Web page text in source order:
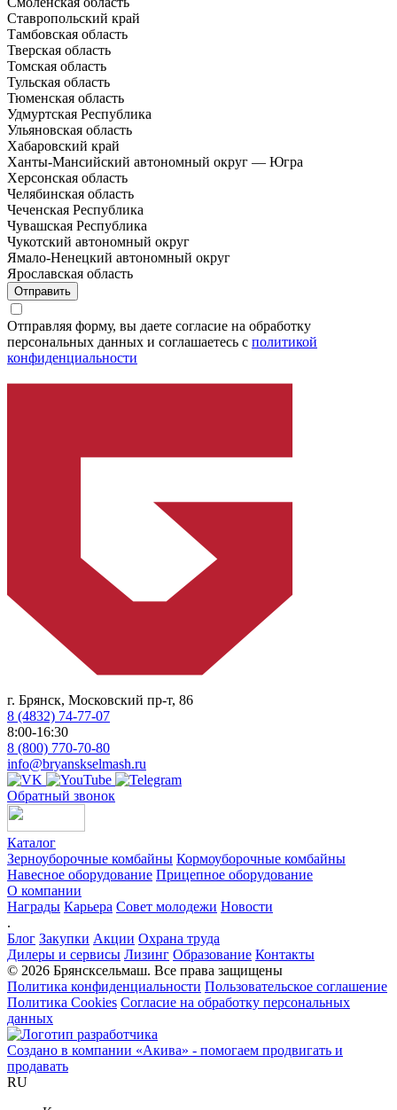
Ставропольский край
Тамбовская область
Тверская область
Томская область
Тульская область
Тюменская область
Удмуртская Республика
Ульяновская область
Хабаровский край
Ханты-Мансийский автономный округ — Югра
Херсонская область
Челябинская область
Чеченская Республика
Чувашская Республика
Чукотский автономный округ
Ямало-Ненецкий автономный округ
Ярославская область
Отправить
Отправляя форму, вы даете согласие на обработку
персональных данных и соглашаетесь с политикой
конфиденциальности
г. Брянск, Московский пр-т, 86
8 (4832) 74-77-07
8:00-16:30
8 (800) 770-70-80
info@bryanskselmash.ru
Обратный звонок
Каталог
Зерноуборочные комбайны Кормоуборочные комбайны
Навесное оборудование Прицепное оборудование
О компании
Награды Карьера Совет молодежи Новости
.
Блог Закупки Акции Охрана труда
Дилеры и сервисы Лизинг Образование Контакты
© 2026 Брянсксельмаш. Все права защищены
Политика конфиденциальности Пользовательское соглашение
Политика Cookies Согласие на обработку персональных
данных
Создано в компании «Акива» - помогаем продвигать и
продавать
RU